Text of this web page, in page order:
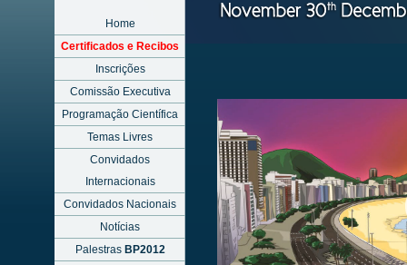
Home
Certificados e Recibos
Inscrições
Comissão Executiva
Programação Científica
Temas Livres
Convidados
Internacionais
Convidados Nacionais
Notícias
Palestras BP2012